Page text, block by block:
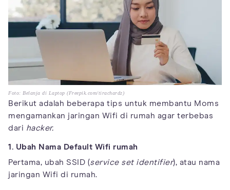
Foto: Belanja di Laptop (Freepik.com/tirachardz)
Berikut adalah beberapa tips untuk membantu Moms
mengamankan jaringan Wifi di rumah agar terbebas
dari hacker.
1. Ubah Nama Default Wifi rumah
Pertama, ubah SSID (service set identifier), atau nama
jaringan Wifi di rumah.